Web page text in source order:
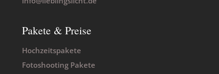
Pakete & Preise
Hochzeitspakete
Fotoshooting Pakete